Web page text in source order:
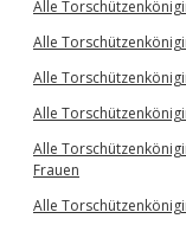
Alle
Alle
Alle
Alle
Alle
Frauen
Alle